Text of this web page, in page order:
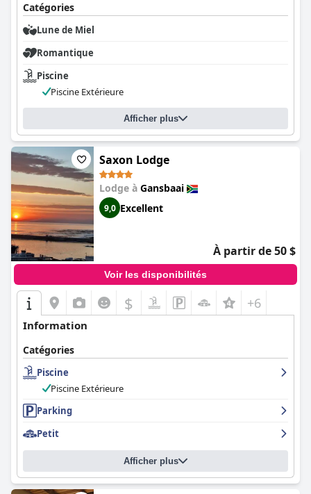
Catégories
Lune de Miel
Romantique
Piscine
Piscine Extérieure
Afficher plus
Saxon Lodge
Lodge à Gansbaai
9,0 Excellent
À partir de 50 $
Voir les disponibilités
$ +6
Information
Catégories
Piscine
Piscine Extérieure
Parking
Petit
Afficher plus